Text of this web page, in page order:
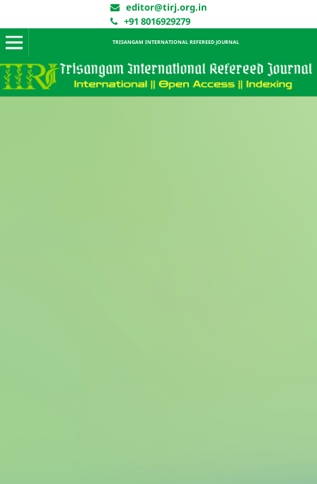
editor@tirj.org.in
+91 8016929279
TRISANGAM INTERNATIONAL REFEREED JOURNAL